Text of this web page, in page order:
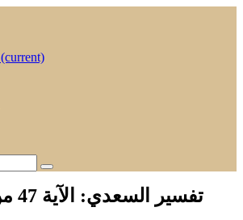
(current)
تفسير السعدي: الآية 47 من